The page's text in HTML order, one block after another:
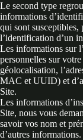
Le second type
informations
qui sont susceptibles,
l’identification d’un
Les informations sur
personnelles sur
géolocalisation,
MAC et UUID) et
Site.
Les informations
Site, nous vous
savoir vos nom et
d’autres informations.